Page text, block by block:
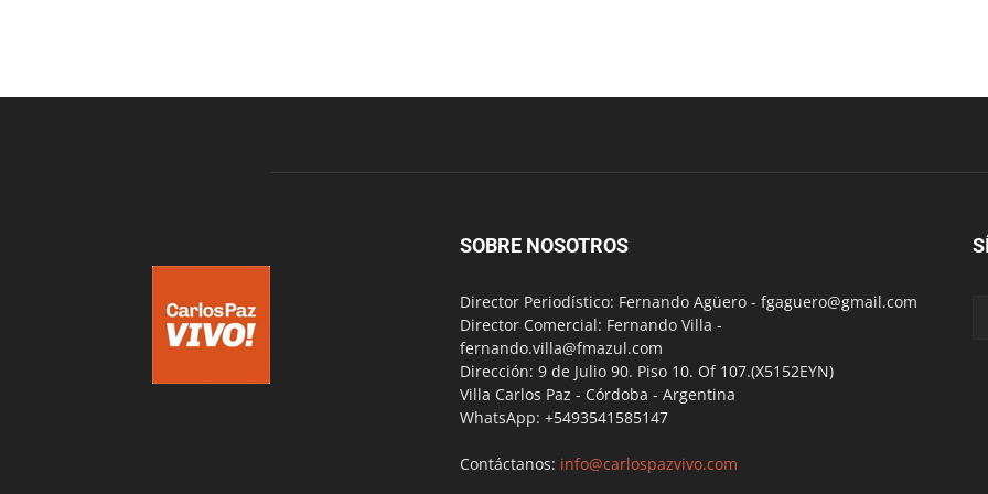
SOBRE NOSOTROS
Director Periodístico: Fernando Agüero - fgaguero@gmail.com
Director Comercial: Fernando Villa -
fernando.villa@fmazul.com
Dirección: 9 de Julio 90. Piso 10. Of 107.(X5152EYN)
Villa Carlos Paz - Córdoba - Argentina
WhatsApp: +5493541585147
Contáctanos: info@carlospazvivo.com